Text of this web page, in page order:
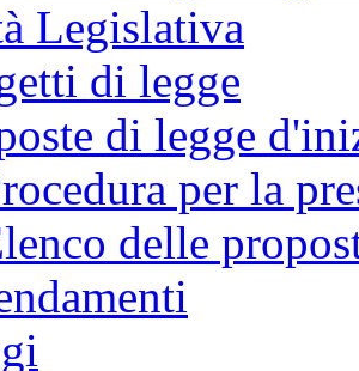
Legislativa
di legge
di legge
per la
delle